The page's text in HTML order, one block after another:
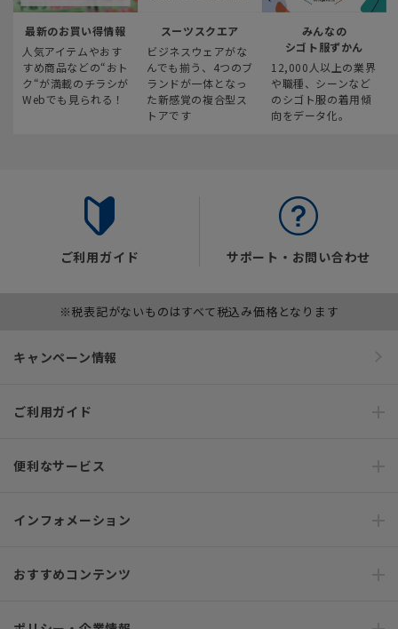
最新のお買い得情報
人気アイテムやおす
すめ商品などの“おト
ク“が満載のチラシが
Webでも見られる！
スーツスクエア
ビジネスウェアがな
んでも揃う、4つのブ
ランドが一体となっ
た新感覚の複合型ス
トアです
みんなの
シゴト服ずかん
12,000人以上の業界
や職種、シーンなど
のシゴト服の着用傾
向をデータ化。
ご利用ガイド サポート・お問い合わせ
※税表記がないものはすべて税込み価格となります
キャンペーン情報
ご利用ガイド
便利なサービス
インフォメーション
おすすめコンテンツ